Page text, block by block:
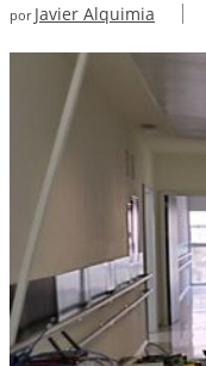
por Javier Alquimia